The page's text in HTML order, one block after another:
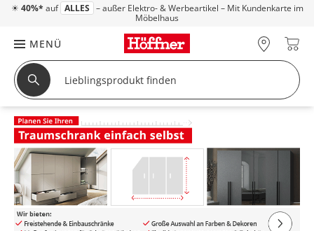
☀ 40%* auf ALLES – außer Elektro- & Werbeartikel – Mit Kundenkarte im
Möbelhaus
MENÜ